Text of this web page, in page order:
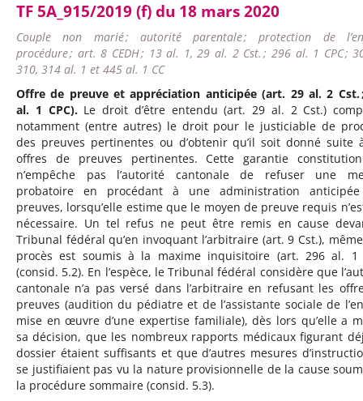
TF 5A_915/2019 (f) du 18 mars 2020
Couple non marié ; autorité parentale ; protection de
procédure ; art. 8 CEDH ; 13 al. 1, 29 al. 2 Cst. ; 296 al. 1 CPC ;
310, 314 al. 1 et 445 al. 1 CC
Offre de preuve et appréciation anticipée (art. 29 al. 2 Cst.
al. 1 CPC).Le droit d’être entendu (art. 29 al. 2 Cst.)
notamment (entre autres) le droit pour le justiciable de
des preuves pertinentes ou d’obtenir qu’il soit donné suite
offres de preuves pertinentes. Cette garantie
n’empêche pas l’autorité cantonale de refuser une
probatoire en procédant à une administration
preuves, lorsqu’elle estime que le moyen de preuve requis
nécessaire. Un tel refus ne peut être remis en cause
Tribunal fédéral qu’en invoquant l’arbitraire (art. 9 Cst.),
procès est soumis à la maxime inquisitoire (art. 296 al. 1
(consid. 5.2). En l’espèce, le Tribunal fédéral considère que
cantonale n’a pas versé dans l’arbitraire en refusant les
preuves (audition du pédiatre et de l’assistante sociale de
mise en œuvre d’une expertise familiale), dès lors qu’elle a
sa décision, que les nombreux rapports médicaux figurant
dossier étaient suffisants et que d’autres mesures
se justifiaient pas vu la nature provisionnelle de la cause
la procédure sommaire (consid. 5.3).